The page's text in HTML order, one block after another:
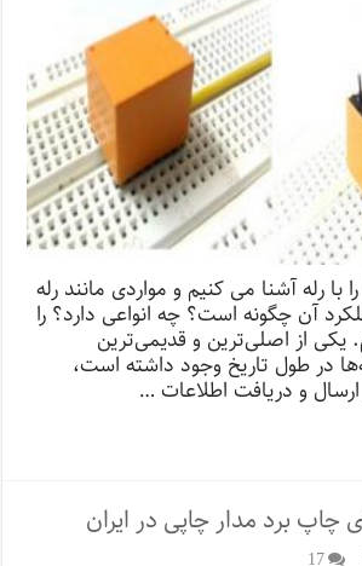
با رله آشنا می کنیم و مواردی مانند رله
آن چگونه است؟ چه انواعی دارد؟ را
یکی از اصلی‌ترین و قدیمی‌ترین
در طول تاریخ وجود داشته است،
ارسال و دریافت اطلاعات …
برد مدار چاپی در ایران
17